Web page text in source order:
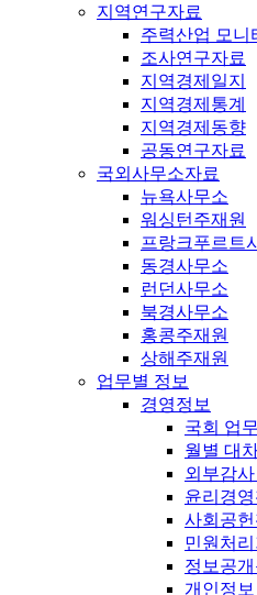
지역연구자료
주력산업 모니
조사연구자료
지역경제일지
지역경제통계
지역경제동향
공동연구자료
국외사무소자료
뉴욕사무소
워싱턴주재원
프랑크푸르트
동경사무소
런던사무소
북경사무소
홍콩주재원
상해주재원
업무별 정보
경영정보
국회 업
월별 대
외부감
윤리경
사회공
민원처
정보공
개인정